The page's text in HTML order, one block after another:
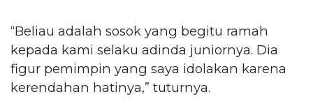
“Beliau adalah sosok yang begitu ramah
kepada kami selaku adinda juniornya. Dia
figur pemimpin yang saya idolakan karena
kerendahan hatinya,” tuturnya.